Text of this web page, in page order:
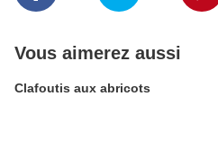
Vous aimerez aussi
Clafoutis aux abricots